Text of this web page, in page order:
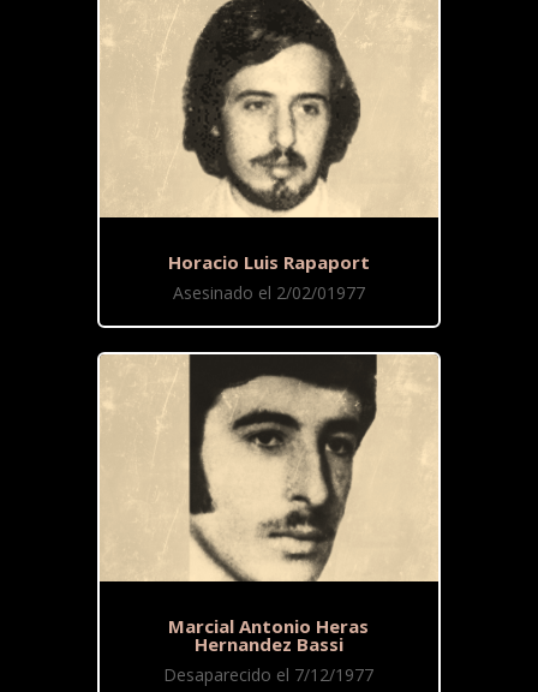
Horacio Luis Rapaport
Asesinado el 2/02/01977
Marcial Antonio Heras
Hernandez Bassi
Desaparecido el 7/12/1977